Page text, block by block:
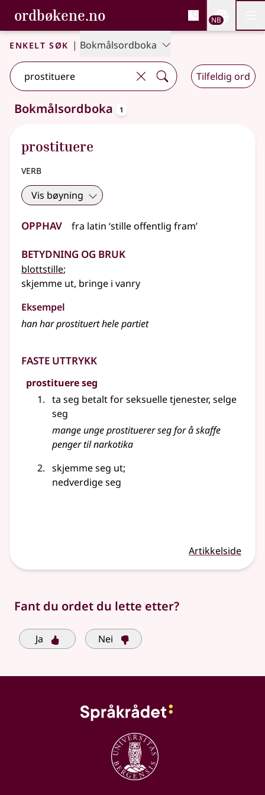
Gå til hovedinnhold
Tilgjengelighet
ordbøkene.no, Bokmålsordboka og
Bokmålsordboka og Nynorskordboka
NB
Enkelt søk | Bokmålsordboka
Tilfeldig ord
Ett treff.Ytterligere søkeforslag tilgjengelige
Bokmålsordboka 1
prostituere
verb
Vis bøyning
Opphav fra latin ‘stille offentlig fram’
Betydning og bruk
blottstille;
skjemme ut, bringe i vanry
Eksempel
han har prostituert hele partiet
Faste uttrykk
prostituere seg
ta seg betalt for seksuelle tjenester, selge
seg
mange ungeprostituererseg for å skaffe
penger til narkotika
skjemme seg ut;
nedverdige seg
Artikkelside
Fant du ordet du lette etter?
Ja Nei